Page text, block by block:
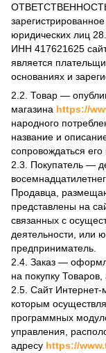
юридических лиц
ИНН 417621625
является
основаниях и
2.2. Товар —
магазина https://
народного
название и
сопровождаться
2.3. Покупатель —
Продавца,
представлены на
связанных с
деятельности, или
предприниматель.
2.4. Заказ —
на покупку
2.5. Сайт Интернет-
которым
программных
управления,
адресу https://